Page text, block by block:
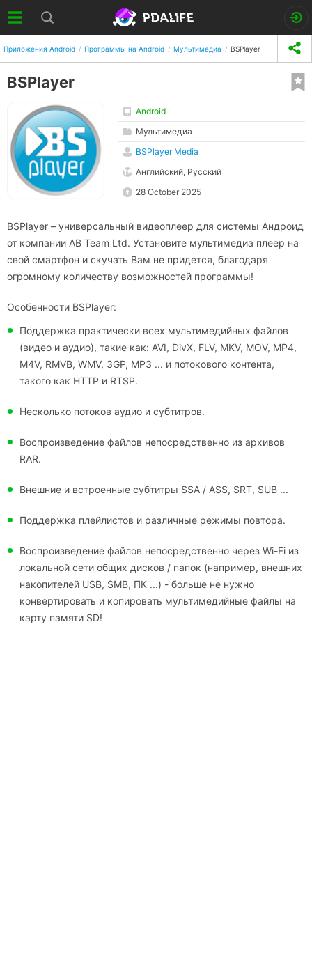
Приложения Android Программы на Android Мультимедиа BSPlayer
BSPlayer
Android
Мультимедиа
BSPlayer Media
Английский, Русский
28 October 2025
BSPlayer – универсальный видеоплеер для системы Андроид
от компании AB Team Ltd. Установите мультимедиа плеер на
свой смартфон и скучать Вам не придется, благодаря
огромному количеству возможностей программы!
Особенности BSPlayer:
Поддержка практически всех мультимедийных файлов
(видео и аудио), такие как: AVI, DivX, FLV, MKV, MOV, MP4,
M4V, RMVB, WMV, 3GP, MP3 ... и потокового контента,
такого как HTTP и RTSP.
Несколько потоков аудио и субтитров.
Воспроизведение файлов непосредственно из архивов
RAR.
Внешние и встроенные субтитры SSA / ASS, SRT, SUB ...
Поддержка плейлистов и различные режимы повтора.
Воспроизведение файлов непосредственно через Wi-Fi из
локальной сети общих дисков / папок (например, внешних
накопителей USB, SMB, ПК ...) - больше не нужно
конвертировать и копировать мультимедийные файлы на
карту памяти SD!